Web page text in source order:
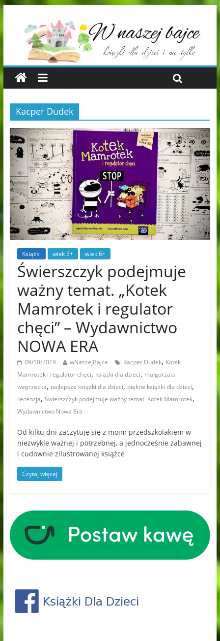
Kacper Dudek
Książki wiek 3+ wiek 6+
Świerszczyk podejmuje
ważny temat. „Kotek
Mamrotek i regulator
chęci” – Wydawnictwo
NOWA ERA
09/10/2019 wNaszejBajce Kacper Dudek, Kotek
Mamrotek i regulator chęci, książki dla dzieci, małgorzata
węgrzecka, najlepsze książki dla dzieci, piękne książki dla dzieci,
recenzja, Świerszczyk podejmuje ważny temat. Kotek Mamrotek,
Wydawnictwo Nowa Era
Od kilku dni zaczytuję się z moim przedszkolakiem w
niezwykle ważnej i potrzebnej, a jednocześnie zabawnej
i cudownie zilustrowanej książce
Czytaj więcej